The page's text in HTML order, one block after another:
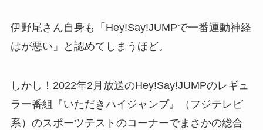
伊野尾さん自身も「Hey!Say!JUMPで一番運動神経
はが悪い」と認めてしまうほど。
しかし！2022年2月放送のHey!Say!JUMPのレギュ
ラー番組『いただきハイジャンプ』（フジテレビ
系）のスポーツテストのコーナーでまさかの総合